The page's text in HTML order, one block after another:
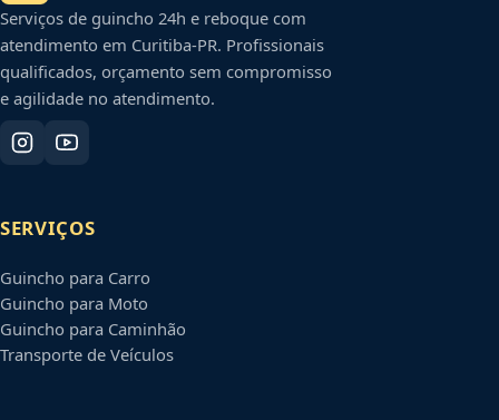
Serviços de guincho 24h e reboque com
atendimento em Curitiba-PR. Profissionais
qualificados, orçamento sem compromisso
e agilidade no atendimento.
SERVIÇOS
Guincho para Carro
Guincho para Moto
Guincho para Caminhão
Transporte de Veículos